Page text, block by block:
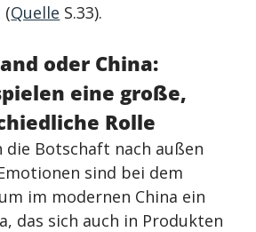
(Quelle S.33).
oder China:
eine große,
Rolle
die Botschaft nach außen
sind bei dem
im modernen China ein
das sich auch in Produkten